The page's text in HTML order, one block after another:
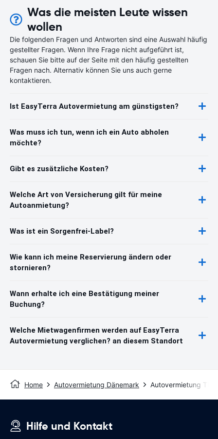
Was die meisten Leute wissen
wollen
Die folgenden Fragen und Antworten sind eine Auswahl häufig
gestellter Fragen. Wenn Ihre Frage nicht aufgeführt ist,
schauen Sie bitte auf der Seite mit den häufig gestellten
Fragen nach. Alternativ können Sie uns auch gerne
kontaktieren.
Ist EasyTerra Autovermietung am günstigsten?
Was muss ich tun, wenn ich ein Auto abholen
möchte?
Gibt es zusätzliche Kosten?
Welche Art von Versicherung gilt für meine
Autoanmietung?
Was ist ein Sorgenfrei-Label?
Wie kann ich meine Reservierung ändern oder
stornieren?
Wann erhalte ich eine Bestätigung meiner
Buchung?
Welche Mietwagenfirmen werden auf EasyTerra
Autovermietung verglichen? an diesem Standort
Home Autovermietung Dänemark Autovermietung
Hilfe und Kontakt